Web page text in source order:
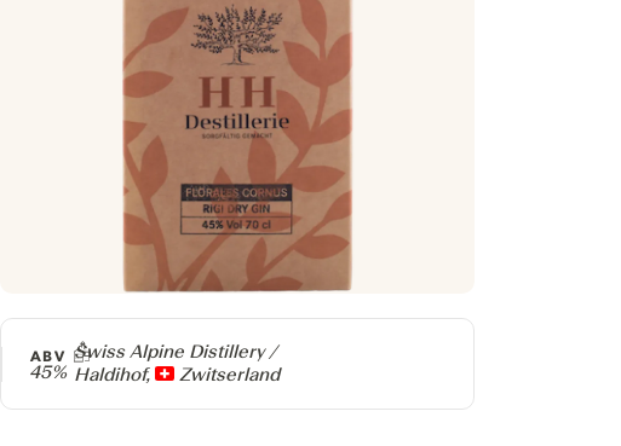
Producer
Swiss Alpine Distillery /
Haldihof,
Zwitserland
ABV
45%